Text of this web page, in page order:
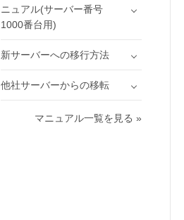
ニュアル(サーバー番号
1000番台用)
新サーバーへの移行方法
他社サーバーからの移転
マニュアル一覧を見る »